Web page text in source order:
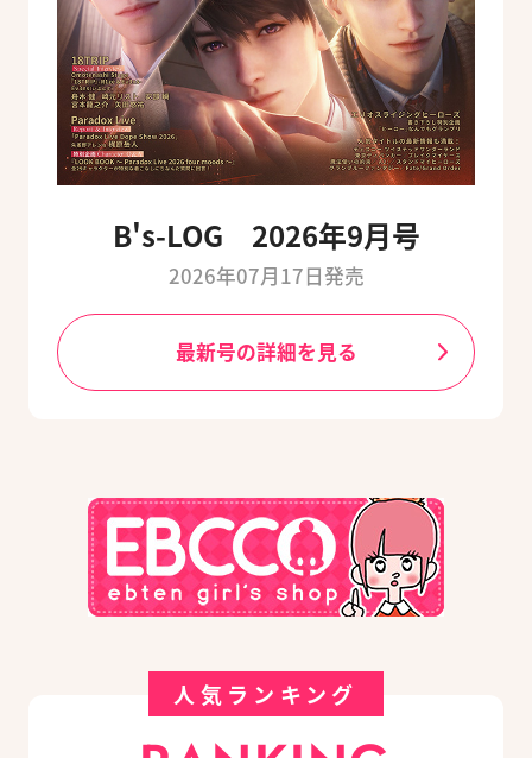
B's-LOG 2026年9月号
2026年07月17日発売
最新号の詳細を見る
人気ランキング